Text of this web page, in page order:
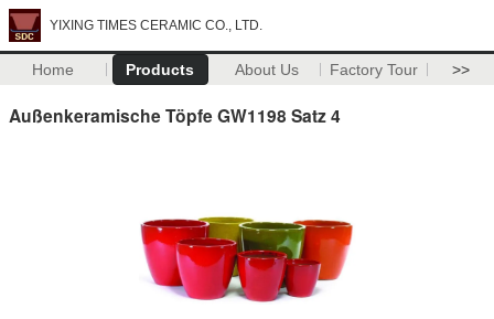
YIXING TIMES CERAMIC CO., LTD.
Home Products About Us Factory Tour >>
Außenkeramische Töpfe GW1198 Satz 4